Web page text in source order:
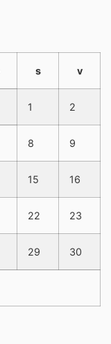
s v
1 2
8 9
15 16
22 23
29 30